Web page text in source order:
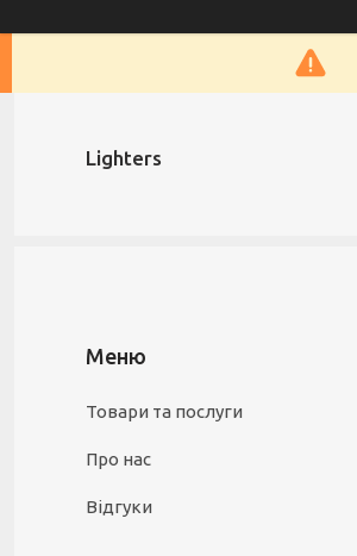
Lighters
Товари та послуги
Про нас
Відгуки